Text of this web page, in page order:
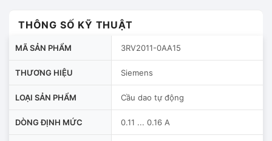
THÔNG SỐ KỸ THUẬT
MÃ SẢN PHẨM 3RV2011-0AA15
THƯƠNG HIỆU Siemens
LOẠI SẢN PHẨM Cầu dao tự động
DÒNG ĐỊNH MỨC 0.11 ... 0.16 A